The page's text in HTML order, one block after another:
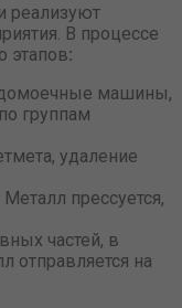
реализуют
В процессе
этапов:
машины,
группам
удаление
прессуется,
частей, в
отправляется на